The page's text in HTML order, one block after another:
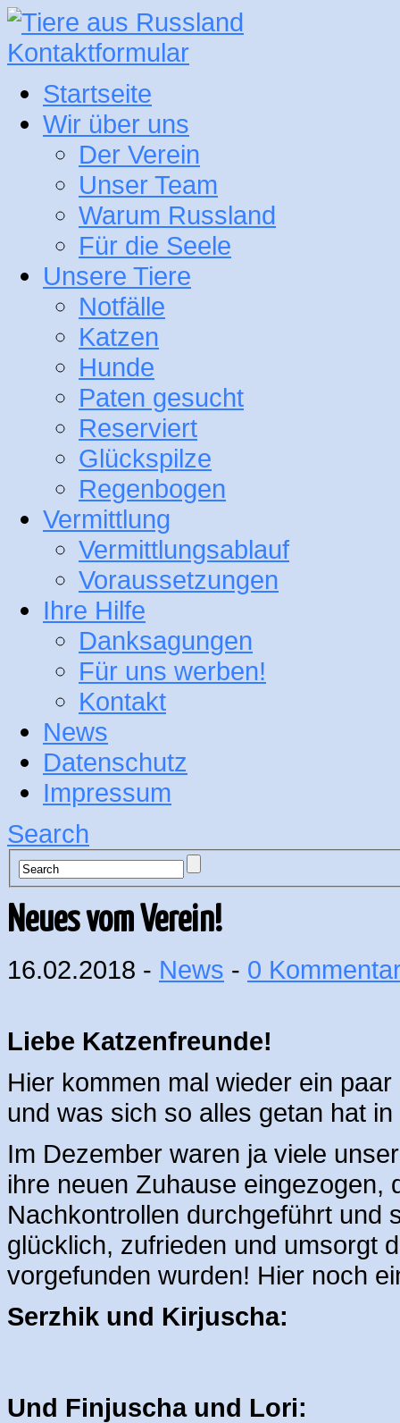
Kontaktformular
Startseite
Wir über uns
Der Verein
Unser Team
Warum Russland
Für die Seele
Unsere Tiere
Notfälle
Katzen
Hunde
Paten gesucht
Reserviert
Glückspilze
Regenbogen
Vermittlung
Vermittlungsablauf
Voraussetzungen
Ihre Hilfe
Danksagungen
Für uns werben!
Kontakt
News
Datenschutz
Impressum
Search
Neues vom Verein!
16.02.2018 - News - 0
Liebe Katzenfreunde!
Hier kommen mal wieder ein
und was sich so alles getan hat
Im Dezember waren ja viele
ihre neuen Zuhause eingezogen,
Nachkontrollen durchgeführt und
glücklich, zufrieden und umsorgt
vorgefunden wurden! Hier noch
Serzhik und Kirjuscha:
Und Finjuscha und Lori: